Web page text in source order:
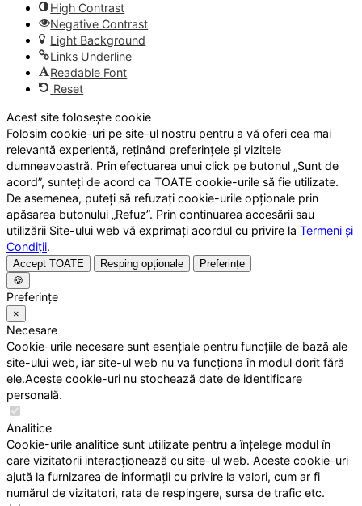
High Contrast
Negative Contrast
Light Background
Links Underline
Readable Font
Reset
Acest site folosește cookie
Folosim cookie-uri pe site-ul nostru pentru a vă oferi cea mai
relevantă experiență, reținând preferințele și vizitele
dumneavoastră. Prin efectuarea unui click pe butonul „Sunt de
acord”, sunteți de acord ca TOATE cookie-urile să fie utilizate.
De asemenea, puteți să refuzați cookie-urile opționale prin
apăsarea butonului „Refuz”. Prin continuarea accesării sau
utilizării Site-ului web vă exprimați acordul cu privire la Termeni și
Condiții.
Accept TOATE Resping opționale
Preferințe
🍪
Preferințe
×
Necesare
Cookie-urile necesare sunt esențiale pentru funcțiile de bază ale
site-ului web, iar site-ul web nu va funcționa în modul dorit fără
ele.Aceste cookie-uri nu stochează date de identificare
personală.
Analitice
Cookie-urile analitice sunt utilizate pentru a înțelege modul în
care vizitatorii interacționează cu site-ul web. Aceste cookie-uri
ajută la furnizarea de informații cu privire la valori, cum ar fi
numărul de vizitatori, rata de respingere, sursa de trafic etc.